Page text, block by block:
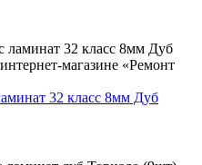
32 класс 8мм Дуб